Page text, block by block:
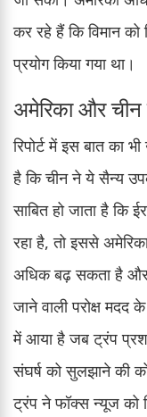
कर रहे हैं कि विमान को
प्रयोग किया गया था।
अमेरिका और चीन
रिपोर्ट में इस बात का
है कि चीन ने ये सैन्य
साबित हो जाता है कि
रहा है, तो इससे
अधिक बढ़ सकता है और
जाने वाली परोक्ष
में आया है जब ट्रंप
संघर्ष को सुलझाने की
ट्रंप ने फॉक्स न्यूज को